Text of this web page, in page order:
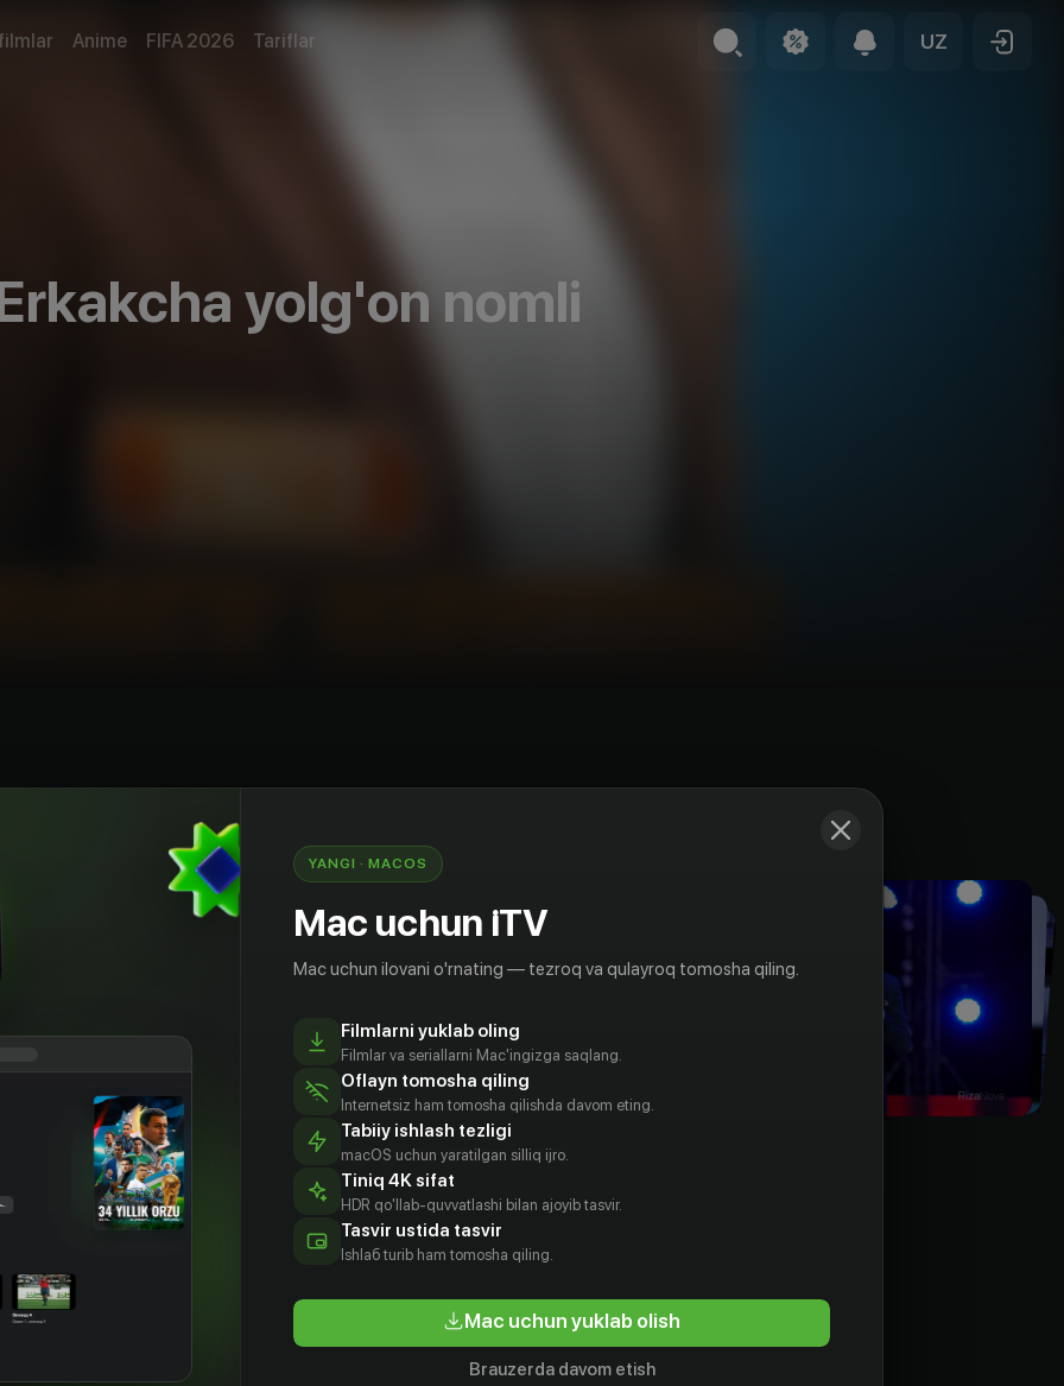
Anime FIFA 2026 Tariflar UZ
yolg'on nomli
O'zbekiston
2023-yilda bo'lib o'tgan "Erkakcha yolg'on" nomli
YANGI · MACOS
Mac uchun iTV
Mac uchun ilovani o'rnating — tezroq va qulayroq tomosha qiling.
Filmlarni yuklab oling
Filmlar va seriallarni Mac'ingizga saqlang.
Oflayn tomosha qiling
Internetsiz ham tomosha qilishda davom eting.
Tabiiy ishlash tezligi
macOS uchun yaratilgan silliq ijro.
Tiniq 4K sifat
HDR qo'llab-quvvatlashi bilan ajoyib tasvir.
Tasvir ustida tasvir
Ishlаб turib ham tomosha qiling.
Mac uchun yuklab olish
Brauzerda davom etish